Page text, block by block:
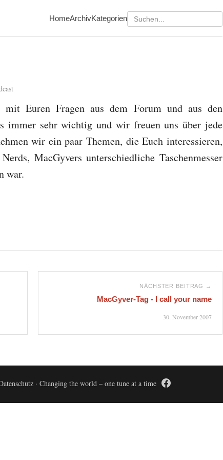
HomeArchivKategorien
Euren Fragen aus dem Forum und aus den
immer sehr wichtig und wir freuen uns über jede
wir ein paar Themen, die Euch interessieren,
MacGyvers unterschiedliche Taschenmesser
war.
NÄCHSTER BEITRAG →
MacGyver-Tag - I call your name
30. November 2007
· Changing the world – one tune at a time